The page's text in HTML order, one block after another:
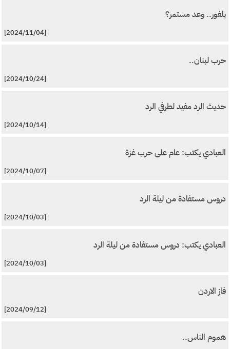
بلفور.. وعد مستمر؟
[2024/11/04]
حرب لبنان..
[2024/10/24]
حديث الرد مفيد لطرفي الرد
[2024/10/14]
العبادي يكتب: عام على حرب غزة
[2024/10/07]
دروس مستفادة من ليلة الرد
[2024/10/03]
العبادي يكتب: دروس مستفادة من ليلة الرد
[2024/10/03]
فاز الاردن
[2024/09/12]
هموم الناس..